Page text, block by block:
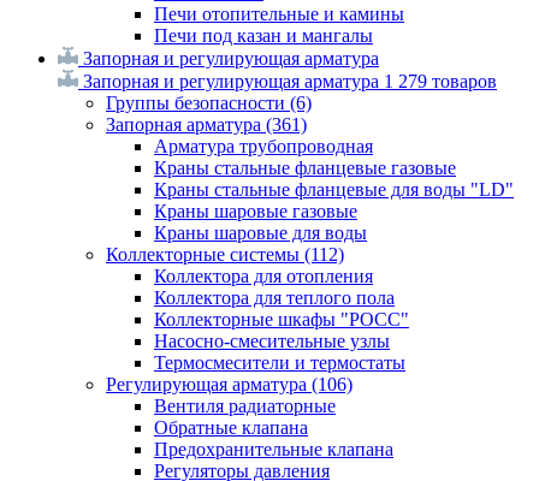
Печи отопительные и камины
Печи под казан и мангалы
Запорная и регулирующая арматура
Запорная и регулирующая арматура 1 279 товаров
Группы безопасности (6)
Запорная арматура (361)
Арматура трубопроводная
Краны стальные фланцевые газовые
Краны стальные фланцевые для воды "LD"
Краны шаровые газовые
Краны шаровые для воды
Коллекторные системы (112)
Коллектора для отопления
Коллектора для теплого пола
Коллекторные шкафы "РОСС"
Насосно-смесительные узлы
Термосмесители и термостаты
Регулирующая арматура (106)
Вентиля радиаторные
Обратные клапана
Предохранительные клапана
Регуляторы давления